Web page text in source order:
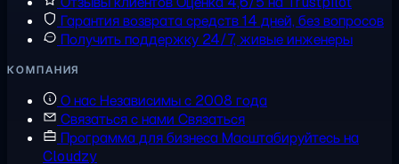
Гарантия возврата средств14 дней, без вопросов
Получить поддержку 24/7, живые инженеры
КОМПАНИЯ
О насНезависимы с 2008 года
Связаться с нами Связаться
Программа для бизнесаМасштабируйтесь на
Cloudzy